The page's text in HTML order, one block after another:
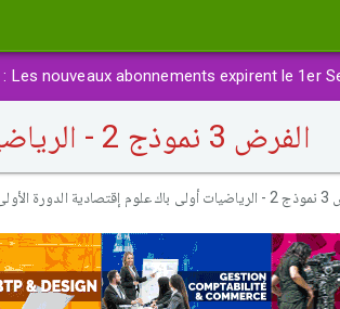
: Les nouveaux abonnements expirent le 1er
الفرض 3 نموذج 2 - الرياضيات أولى باك علوم إقتصادية الدورة الأولى